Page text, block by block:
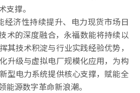
支撑。
性持续提升、电力现货市场日
术的深度融合，永福数能将持续以
其技术积淀与行业实践经验优势，
升级与虚拟电厂规模化应用，为构
型电力系统提供核心支撑，赋能全
能源数字革命新浪潮。